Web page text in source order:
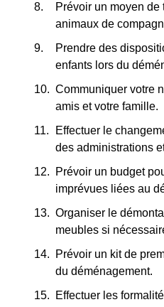
Prévoir un moyen de
animaux de
Prendre des
enfants lors du
Communiquer votre
amis et votre famille.
Effectuer le
des administrations
Prévoir un budget
imprévues liées au
Organiser le
meubles si
Prévoir un kit de
du déménagement.
Effectuer les